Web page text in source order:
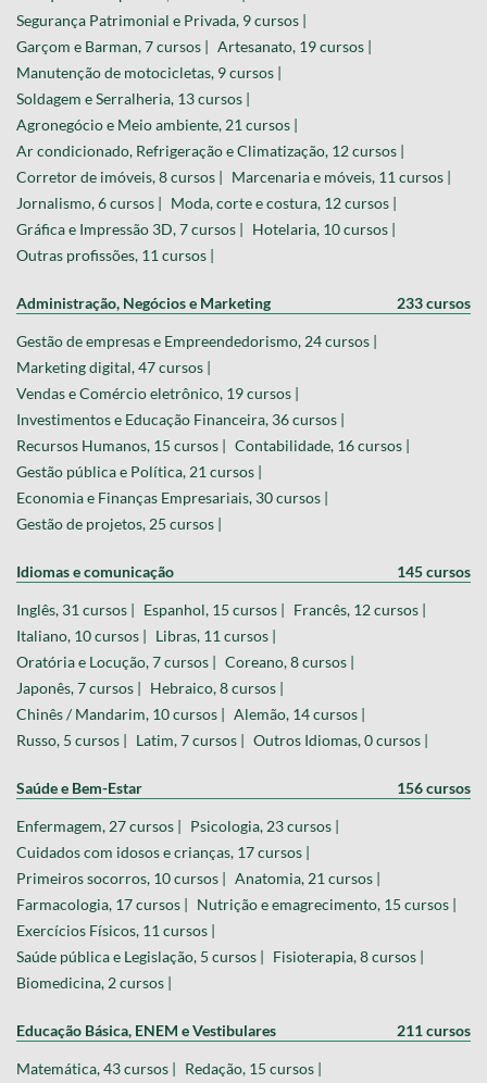
Segurança Patrimonial e Privada, 9 cursos |
Garçom e Barman, 7 cursos | Artesanato, 19 cursos |
Manutenção de motocicletas, 9 cursos |
Soldagem e Serralheria, 13 cursos |
Agronegócio e Meio ambiente, 21 cursos |
Ar condicionado, Refrigeração e Climatização, 12 cursos |
Corretor de imóveis, 8 cursos | Marcenaria e móveis, 11 cursos |
Jornalismo, 6 cursos | Moda, corte e costura, 12 cursos |
Gráfica e Impressão 3D, 7 cursos | Hotelaria, 10 cursos |
Outras profissões, 11 cursos |
Administração, Negócios e Marketing 233 cursos
Gestão de empresas e Empreendedorismo, 24 cursos |
Marketing digital, 47 cursos |
Vendas e Comércio eletrônico, 19 cursos |
Investimentos e Educação Financeira, 36 cursos |
Recursos Humanos, 15 cursos | Contabilidade, 16 cursos |
Gestão pública e Política, 21 cursos |
Economia e Finanças Empresariais, 30 cursos |
Gestão de projetos, 25 cursos |
Idiomas e comunicação 145 cursos
Inglês, 31 cursos | Espanhol, 15 cursos | Francês, 12 cursos |
Italiano, 10 cursos | Libras, 11 cursos |
Oratória e Locução, 7 cursos | Coreano, 8 cursos |
Japonês, 7 cursos | Hebraico, 8 cursos |
Chinês / Mandarim, 10 cursos | Alemão, 14 cursos |
Russo, 5 cursos | Latim, 7 cursos | Outros Idiomas, 0 cursos |
Saúde e Bem-Estar 156 cursos
Enfermagem, 27 cursos | Psicologia, 23 cursos |
Cuidados com idosos e crianças, 17 cursos |
Primeiros socorros, 10 cursos | Anatomia, 21 cursos |
Farmacologia, 17 cursos | Nutrição e emagrecimento, 15 cursos |
Exercícios Físicos, 11 cursos |
Saúde pública e Legislação, 5 cursos | Fisioterapia, 8 cursos |
Biomedicina, 2 cursos |
Educação Básica, ENEM e Vestibulares 211 cursos
Matemática, 43 cursos | Redação, 15 cursos |